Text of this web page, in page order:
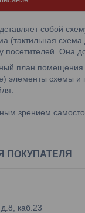
собой
(тактильная
Она
план помещения
элементы схемы
зрением
ПОКУПАТЕЛЯ
каб.23